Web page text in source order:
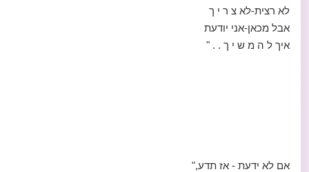
לא רצית-לא צ ר י ך
אבל מכאן-אני יודעת
איך ל ה מ ש י ך . . "
אם לא ידעת - אז תדע,"